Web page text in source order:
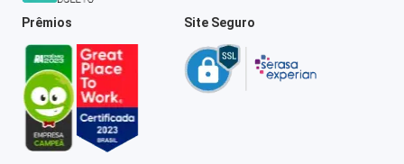
Prêmios Site Seguro